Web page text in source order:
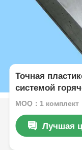
Точная
системой
MOQ：1 комплект
Лучшая